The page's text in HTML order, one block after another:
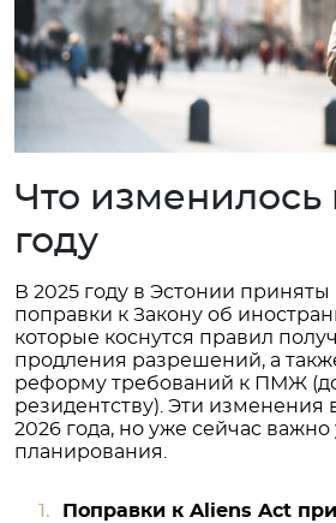
Что изменилось
году
В 2025 году в Эстонии
поправки к Закону об
которые коснутся правил
продления разрешений, а
реформу требований к ПМЖ
резидентству). Эти изменения
2026 года, но уже сейчас важно
планирования.
Поправки к Aliens Act